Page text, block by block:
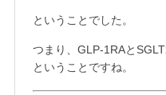
ということでした。
つまり、GLP-1RAと
ということですね。